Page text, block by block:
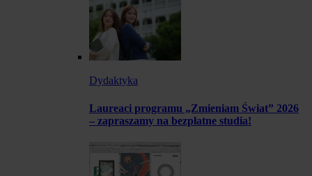
Dydaktyka
Laureaci programu „Zmieniam Świat” 2026
– zapraszamy na bezpłatne studia!